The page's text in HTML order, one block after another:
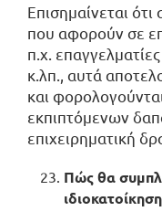
Επισημαίνεται
που αφορούν σε
π.χ.
κ.λπ., αυτά
και
εκπιπτόμενων
επιχειρηματική
Πώς θα